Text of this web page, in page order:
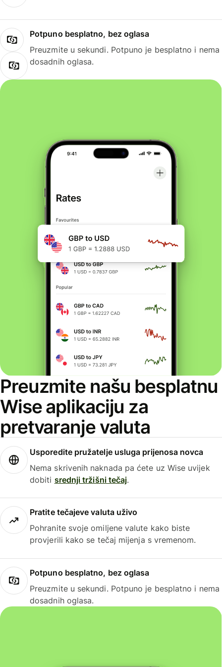
Potpuno besplatno, bez oglasa
Preuzmite u sekundi. Potpuno je besplatno i nema
dosadnih oglasa.
Preuzmite našu besplatnu
Wise aplikaciju za
pretvaranje valuta
Usporedite pružatelje usluga prijenosa novca
Nema skrivenih naknada pa ćete uz Wise uvijek
dobiti srednji tržišni tečaj.
Pratite tečajeve valuta uživo
Pohranite svoje omiljene valute kako biste
provjerili kako se tečaj mijenja s vremenom.
Potpuno besplatno, bez oglasa
Preuzmite u sekundi. Potpuno je besplatno i nema
dosadnih oglasa.